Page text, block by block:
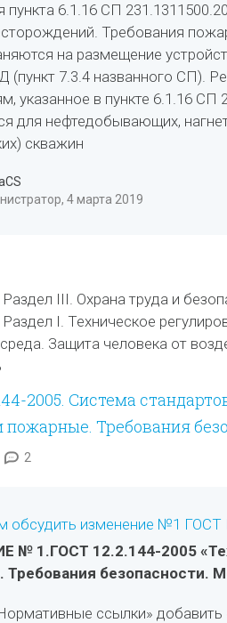
пункта 6.1.16 СП
Требования
на размещение
(пункт 7.3.4 названного СП).
указанное в пункте 6.1.16
для нефтедобывающих,
скважин
4 марта 2019
III. Охрана труда и
I. Техническое
Защита человека от
2005. Система
Требования
2
обсудить изменение №1 ГОСТ
№ 1 .ГОСТ 12.2.144-2005
Требования безопасности.
ссылки»